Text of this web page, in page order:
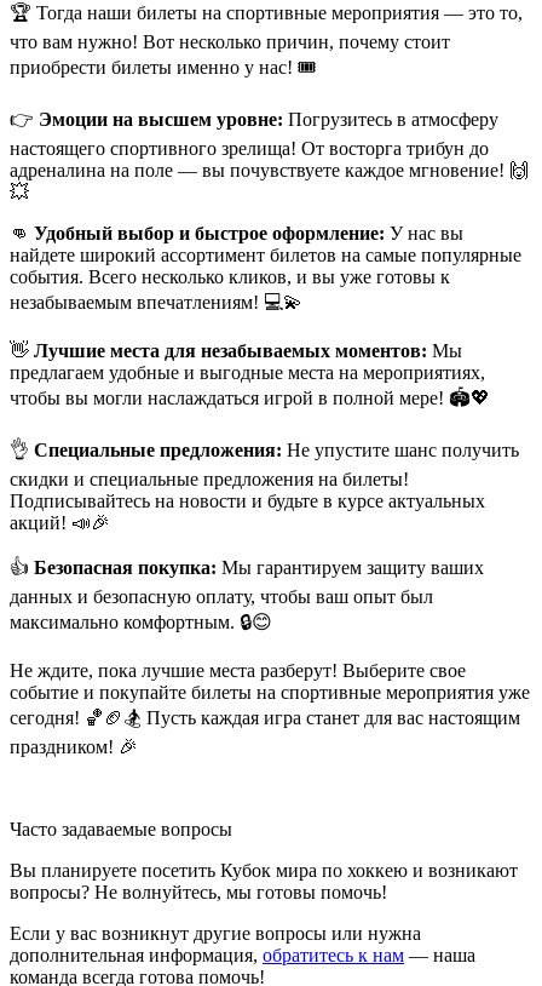
🏆 Тогда наши билеты на спортивные мероприятия — это то,
что вам нужно! Вот несколько причин, почему стоит
приобрести билеты именно у нас! 🎟
👉 Эмоции на высшем уровне: Погрузитесь в атмосферу
настоящего спортивного зрелища! От восторга трибун до
адреналина на поле — вы почувствуете каждое мгновение! 🙌
💥
👊 Удобный выбор и быстрое оформление: У нас вы
найдете широкий ассортимент билетов на самые популярные
события. Всего несколько кликов, и вы уже готовы к
незабываемым впечатлениям! 💻💫
👋 Лучшие места для незабываемых моментов: Мы
предлагаем удобные и выгодные места на мероприятиях,
чтобы вы могли наслаждаться игрой в полной мере! 🏟💖
👌 Специальные предложения: Не упустите шанс получить
скидки и специальные предложения на билеты!
Подписывайтесь на новости и будьте в курсе актуальных
акций! 📣🎉
👍 Безопасная покупка: Мы гарантируем защиту ваших
данных и безопасную оплату, чтобы ваш опыт был
максимально комфортным. 🔒😊
Не ждите, пока лучшие места разберут! Выберите свое
событие и покупайте билеты на спортивные мероприятия уже
сегодня! 🏀🏈🏂 Пусть каждая игра станет для вас настоящим
праздником! 🎉
Часто задаваемые вопросы
Вы планируете посетить Кубок мира по хоккею и возникают
вопросы? Не волнуйтесь, мы готовы помочь!
Если у вас возникнут другие вопросы или нужна
дополнительная информация, обратитесь к нам — наша
команда всегда готова помочь!